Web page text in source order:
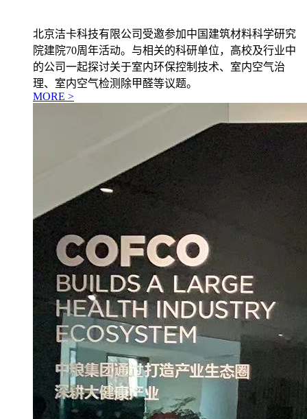
北京洁卡科技有限公司受邀参加中国建筑材料科学研究
院建院70周年活动。与相关的科研单位，高校及行业中
的公司一起探讨关于室内环保控制技术、室内空气治
理、室内空气检测除甲醛等议题。
MORE >